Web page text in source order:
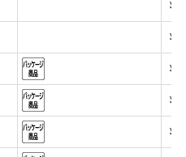
¥
¥
¥
¥
¥